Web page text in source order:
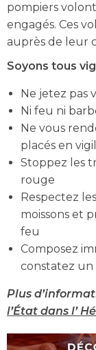
pompiers
engagés. Ces
auprès de leur
Soyons tous
Ne jetez pas
Ni feu ni
Ne vous
placés en
Stoppez les
rouge
Respectez
moissons et
feu
Composez
constatez
Plus
l’État dans l’